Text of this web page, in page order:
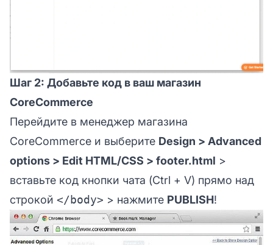
Шаг 2: Добавьте код в ваш магазин
CoreCommerce
Перейдите в менеджер магазина
CoreCommerce и выберите Design > Advanced
options > Edit HTML/CSS > footer.html >
вставьте код кнопки чата (Ctrl + V) прямо над
строкой </body> > нажмите PUBLISH!